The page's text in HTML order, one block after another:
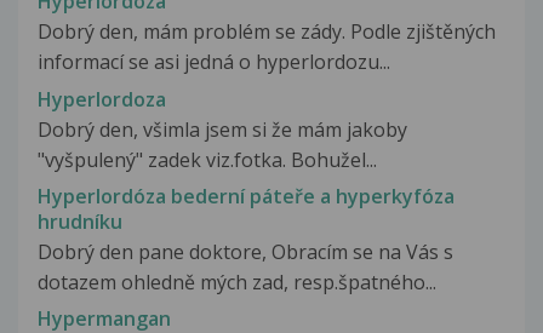
Dobrý den, mám problém se zády. Podle zjištěných
informací se asi jedná o hyperlordozu...
Hyperlordoza
Dobrý den, všimla jsem si že mám jakoby
"vyšpulený" zadek viz.fotka. Bohužel...
Hyperlordóza bederní páteře a hyperkyfóza
hrudníku
Dobrý den pane doktore, Obracím se na Vás s
dotazem ohledně mých zad, resp.špatného...
Hypermangan